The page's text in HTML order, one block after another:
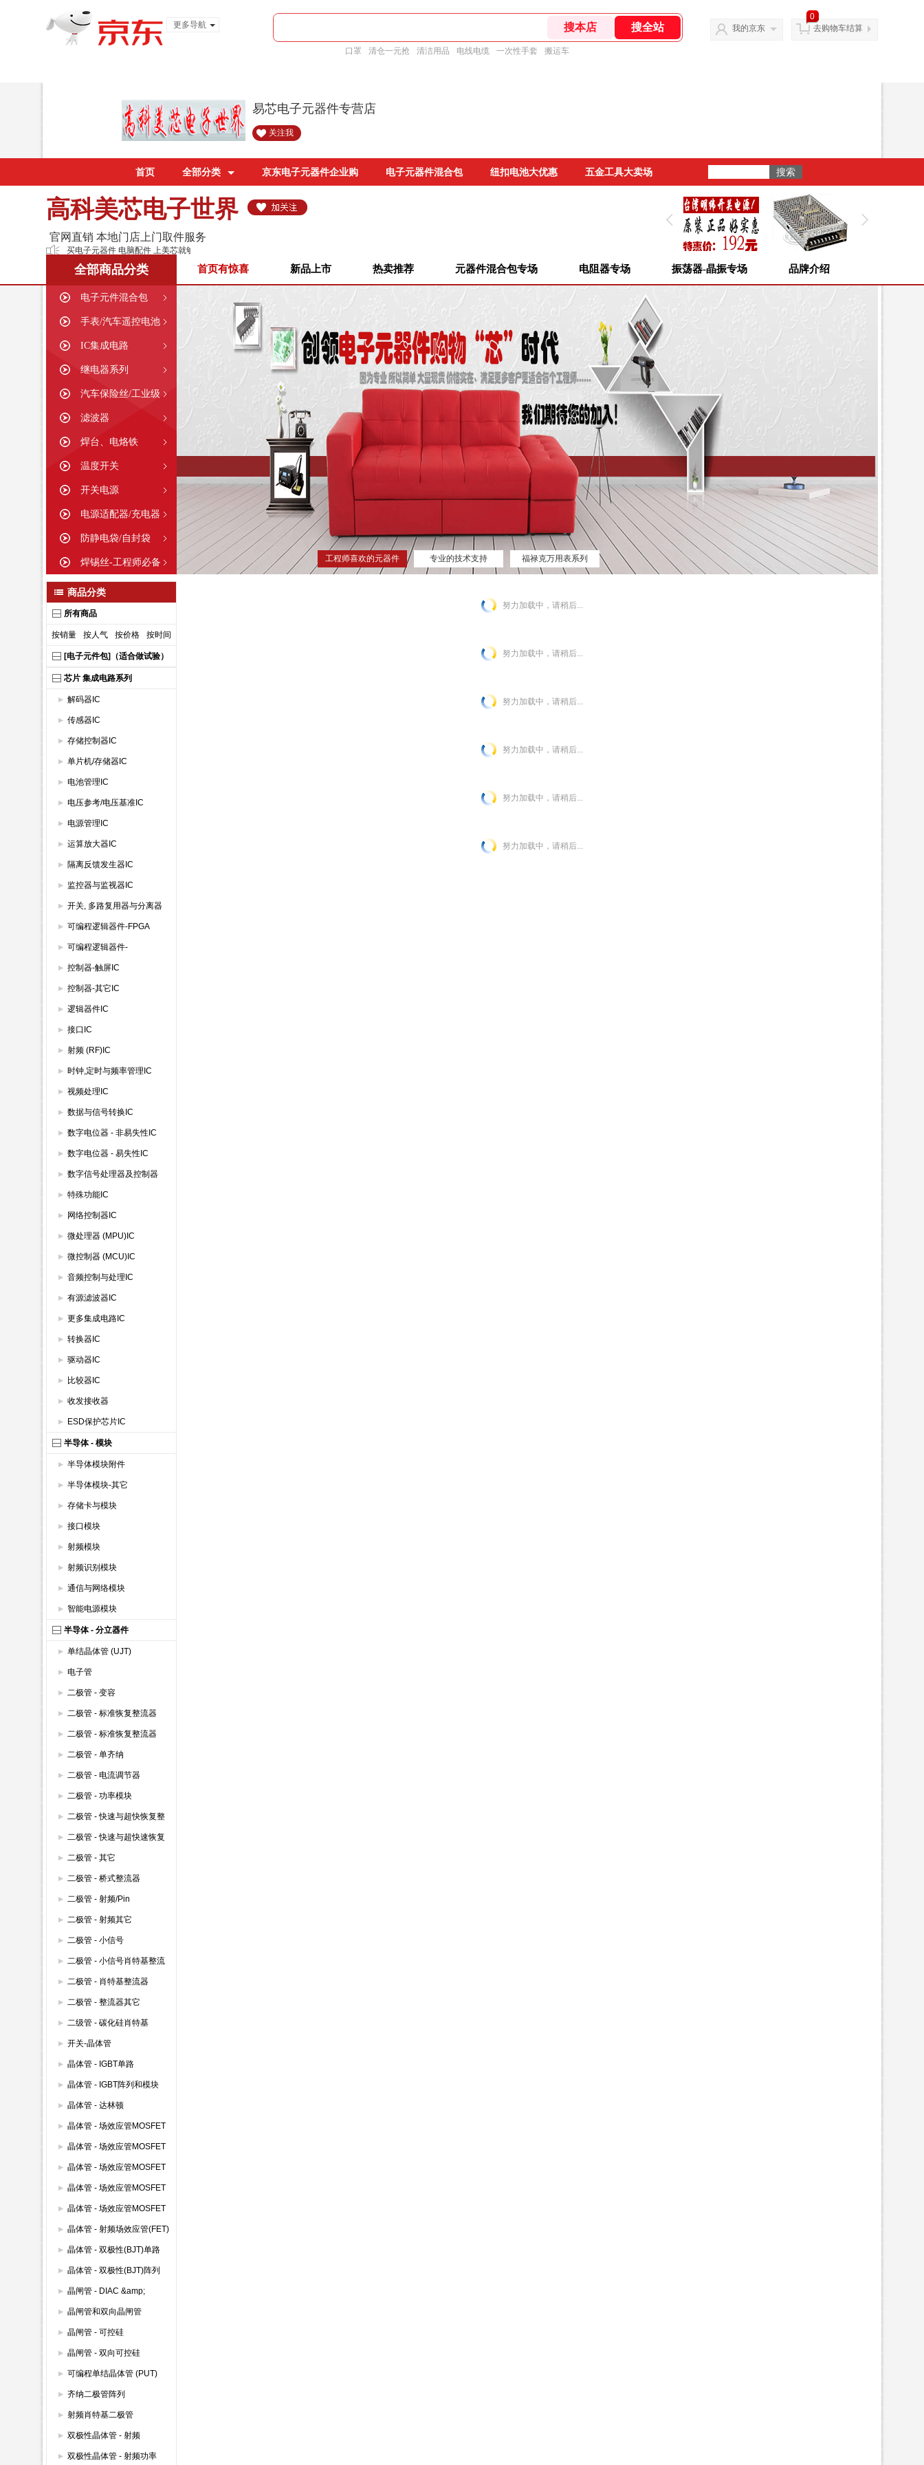
更多导航
口罩 清仓一元抢 清洁用品 电线电缆 一次性手套 搬运车
我的京东
0
去购物车结算
易芯电子元器件专营店
关注我
首页 全部分类 京东电子元器件企业购 电子元器件混合包 纽扣电池大优惠 五金工具大卖场
高科美芯电子世界
官网直销 本地门店上门取件服务
买电子元器件 电脑配件 上美芯就够了！
全部商品分类
电子元件混合包
手表/汽车遥控电池
IC集成电路
继电器系列
汽车保险丝/工业级
滤波器
焊台、电烙铁
温度开关
开关电源
电源适配器/充电器
防静电袋/自封袋
焊锡丝-工程师必备
首页有惊喜 新品上市 热卖推荐 元器件混合包专场 电阻器专场 振荡器-晶振专场 品牌介绍
工程师喜欢的元器件
网站
专业的技术支持 福禄克万用表系列
商品分类
所有商品
按销量 按人气 按价格 按时间
[电子元件包]（适合做试验）
芯片 集成电路系列
解码器IC
传感器IC
存储控制器IC
单片机/存储器IC
电池管理IC
电压参考/电压基准IC
电源管理IC
运算放大器IC
隔离反馈发生器IC
监控器与监视器IC
开关, 多路复用器与分离器
IC
可编程逻辑器件-FPGA
可编程逻辑器件-
GAL/PAL/SPLD
控制器-触屏IC
控制器-其它IC
逻辑器件IC
接口IC
射频 (RF)IC
时钟,定时与频率管理IC
视频处理IC
数据与信号转换IC
数字电位器 - 非易失性IC
数字电位器 - 易失性IC
数字信号处理器及控制器
特殊功能IC
网络控制器IC
微处理器 (MPU)IC
微控制器 (MCU)IC
音频控制与处理IC
有源滤波器IC
更多集成电路IC
转换器IC
驱动器IC
比较器IC
收发接收器
ESD保护芯片IC
半导体 - 模块
半导体模块附件
半导体模块-其它
存储卡与模块
接口模块
射频模块
射频识别模块
通信与网络模块
智能电源模块
半导体 - 分立器件
单结晶体管 (UJT)
电子管
二极管 - 变容
二极管 - 标准恢复整流器
(600V以上)
二极管 - 标准恢复整流器
(600V以下)
二极管 - 单齐纳
二极管 - 电流调节器
二极管 - 功率模块
二极管 - 快速与超快恢复整
流器 (600V以上)
二极管 - 快速与超快速恢复
整流器 600V以下
二极管 - 其它
二极管 - 桥式整流器
二极管 - 射频/Pin
二极管 - 射频其它
二极管 - 小信号
二极管 - 小信号肖特基整流
器
二极管 - 肖特基整流器
二极管 - 整流器其它
二级管 - 碳化硅肖特基
开关-晶体管
晶体管 - IGBT单路
晶体管 - IGBT阵列和模块
晶体管 - 达林顿
晶体管 - 场效应管MOSFET
(600V以上)
晶体管 - 场效应管MOSFET
(600V以下)
晶体管 - 场效应管MOSFET
模块
晶体管 - 场效应管MOSFET
其它
晶体管 - 场效应管MOSFET
双路
晶体管 - 射频场效应管(FET)
晶体管 - 双极性(BJT)单路
晶体管 - 双极性(BJT)阵列
晶闸管 - DIAC &amp;
SIDAC
晶闸管和双向晶闸管
晶闸管 - 可控硅
晶闸管 - 双向可控硅
(TRIAC)
可编程单结晶体管 (PUT)
齐纳二极管阵列
射频肖特基二极管
双极性晶体管 - 射频
双极性晶体管 - 射频功率
努力加载中，请稍后...
努力加载中，请稍后...
努力加载中，请稍后...
努力加载中，请稍后...
努力加载中，请稍后...
努力加载中，请稍后...